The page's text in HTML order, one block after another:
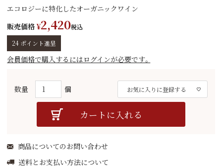
エコロジーに特化したオーガニックワイン
販売価格 ¥2,420税込
24 ポイント進呈
会員価格で購入するにはログインが必要です。
お気に入りに登録する
カートに入れる
商品についてのお問い合わせ
送料とお支払い方法について